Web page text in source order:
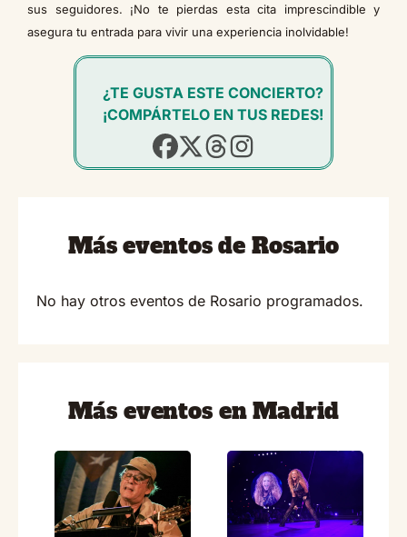
sus seguidores. ¡No te pierdas esta cita imprescindible y
asegura tu entrada para vivir una experiencia inolvidable!
¿TE GUSTA ESTE CONCIERTO?
¡COMPÁRTELO EN TUS REDES!
Más eventos de Rosario
No hay otros eventos de Rosario programados.
Más eventos en Madrid